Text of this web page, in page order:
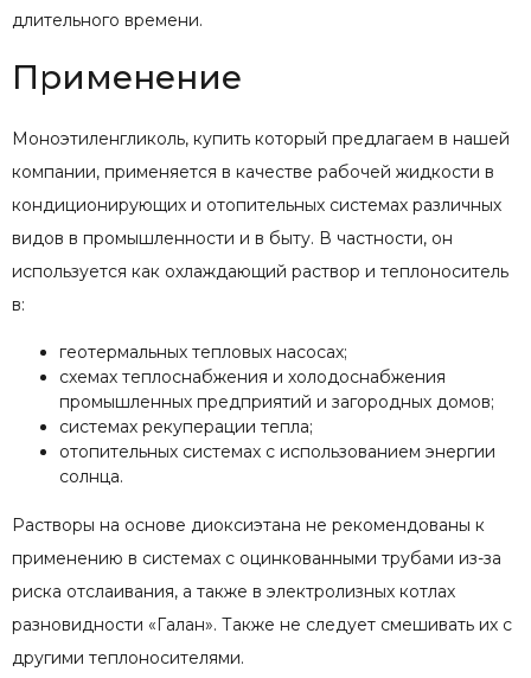
длительного времени.
Применение
Моноэтиленгликоль, купить который предлагаем в нашей
компании, применяется в качестве рабочей жидкости в
кондиционирующих и отопительных системах различных
видов в промышленности и в быту. В частности, он
используется как охлаждающий раствор и теплоноситель
в:
геотермальных тепловых насосах;
схемах теплоснабжения и холодоснабжения
промышленных предприятий и загородных домов;
системах рекуперации тепла;
отопительных системах с использованием энергии
солнца.
Растворы на основе диоксиэтана не рекомендованы к
применению в системах с оцинкованными трубами из-за
риска отслаивания, а также в электролизных котлах
разновидности «Галан». Также не следует смешивать их с
другими теплоносителями.